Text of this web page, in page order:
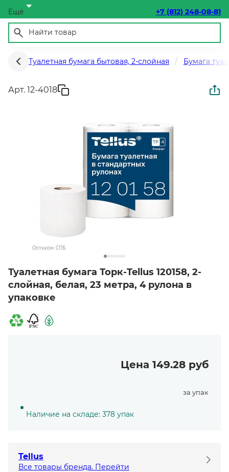
Ещё +7 (812) 248-08-81
Туалетная бумага бытовая, 2-слойная Бумага
Арт. 12-4018
Туалетная бумага Торк-Tellus 120158, 2-
слойная, белая, 23 метра, 4 рулона в
упаковке
Цена 149.28 руб
за упак
Наличие на складе: 378 упак
Tellus
Все товары бренда. Перейти